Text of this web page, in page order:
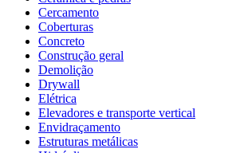
Cercamento
Coberturas
Concreto
Construção geral
Demolição
Drywall
Elétrica
Elevadores e transporte vertical
Envidraçamento
Estruturas metálicas